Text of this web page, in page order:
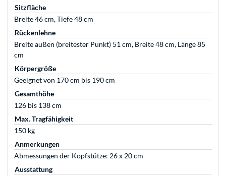
Sitzfläche
Breite 46 cm, Tiefe 48 cm
Rückenlehne
Breite außen (breitester Punkt) 51 cm, Breite 48 cm, Länge 85
cm
Körpergröße
Geeignet von 170 cm bis 190 cm
Gesamthöhe
126 bis 138 cm
Max. Tragfähigkeit
150 kg
Anmerkungen
Abmessungen der Kopfstütze: 26 x 20 cm
Ausstattung